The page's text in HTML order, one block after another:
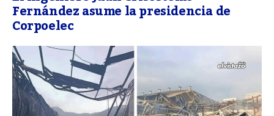
Fernández asume la presidencia de
Corpoelec